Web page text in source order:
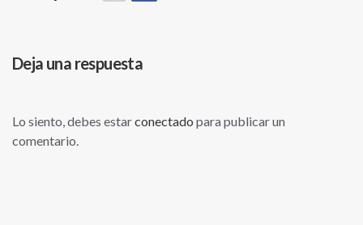
Deja una respuesta
Lo siento, debes estarconectado para publicar un
comentario.